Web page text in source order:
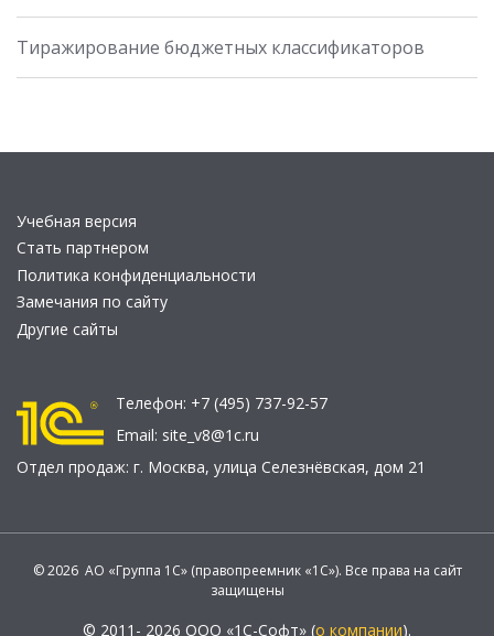
Тиражирование бюджетных классификаторов
Учебная версия
Стать партнером
Политика конфиденциальности
Замечания по сайту
Другие сайты
Телефон: +7 (495) 737-92-57
Email: site_v8@1c.ru
Отдел продаж: г. Москва, улица Селезнёвская, дом 21
© 2026 АО «Группа 1С» (правопреемник «1С»). Все права на сайт
защищены
© 2011- 2026 ООО «1С-Софт» (о компании).